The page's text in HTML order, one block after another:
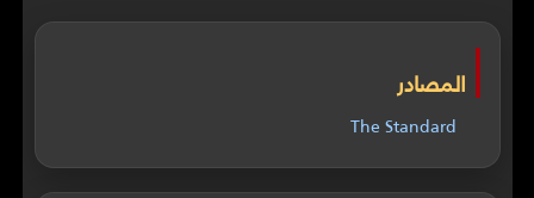
المصادر
The Standard